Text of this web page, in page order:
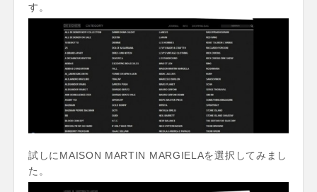
す。
試しにMAISON MARTIN MARGIELAを選択してみまし
た。